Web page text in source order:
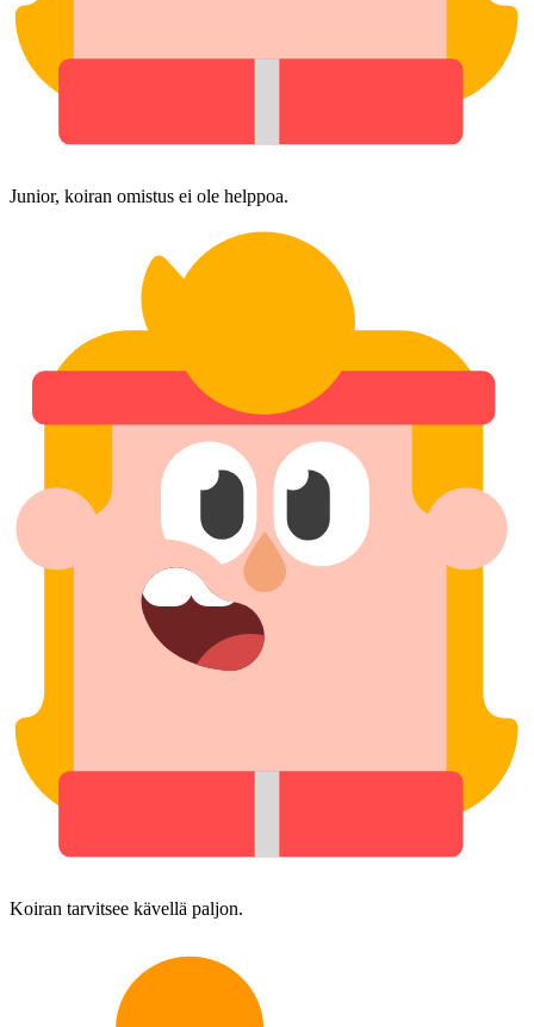
Junior, koiran omistus ei ole helppoa.
Koiran tarvitsee kävellä paljon.